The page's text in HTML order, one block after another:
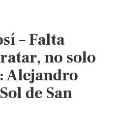
agua
en
SLP,
advierte
– Falta
no solo
Alejandro
de San